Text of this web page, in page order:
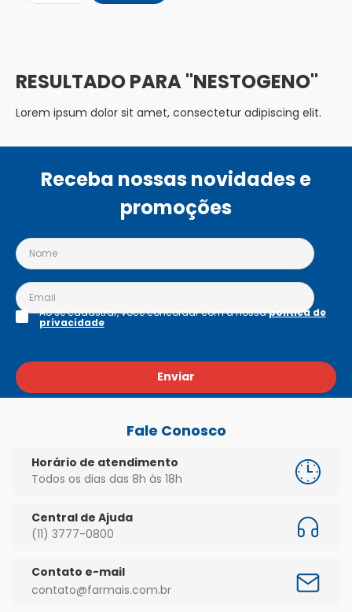
NESTOGENO
Lorem ipsum dolor sit amet, consectetur adipiscing elit.
Receba nossas novidades e
promoções
Enviar
Ao se cadastrar, você concordar com a nossapolítica de
privacidade
Fale Conosco
Horário de atendimento
Todos os dias das 8h às 18h
Central de Ajuda
(11) 3777-0800
Contato e-mail
contato@farmais.com.br